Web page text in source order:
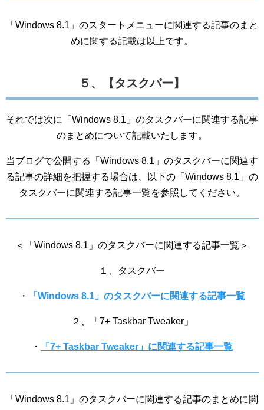
「Windows 8.1」のスタートメニューに関連する記事のまと
めに関する記載は以上です。
５、【タスクバー】
それでは次に「Windows 8.1」のタスクバーに関連する記事
のまとめについて記載いたします。
当ブログで公開する「Windows 8.1」のタスクバーに関連す
る記事の詳細を把握する場合は、以下の「Windows 8.1」の
タスクバーに関連する記事一覧を参照してください。
＜「Windows 8.1」のタスクバーに関連する記事一覧＞
１、タスクバー
・ 「Windows 8.1」のタスクバーに関連する記事一覧
２、「7+ Taskbar Tweaker」
・ 「7+ Taskbar Tweaker」に関連する記事一覧
「Windows 8.1」のタスクバーに関連する記事のまとめに関